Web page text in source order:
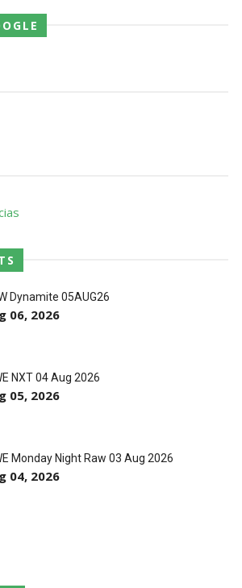
Dynamite 05AUG26
06, 2026
NXT 04 Aug 2026
05, 2026
Monday Night Raw 03 Aug 2026
04, 2026